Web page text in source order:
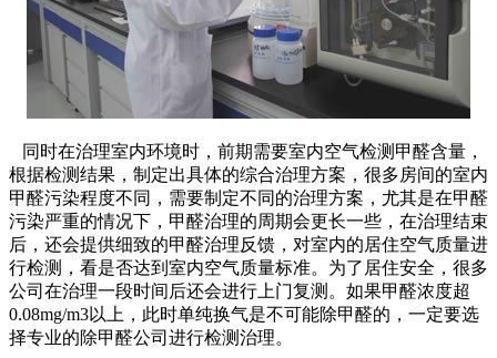
同时在治理室内环境时，前期需要室内空气检测甲醛含量，
根据检测结果，制定出具体的综合治理方案，很多房间的室内
甲醛污染程度不同，需要制定不同的治理方案，尤其是在甲醛
污染严重的情况下，甲醛治理的周期会更长一些，在治理结束
后，还会提供细致的甲醛治理反馈，对室内的居住空气质量进
行检测，看是否达到室内空气质量标准。为了居住安全，很多
公司在治理一段时间后还会进行上门复测。如果甲醛浓度超
0.08mg/m3以上，此时单纯换气是不可能除甲醛的，一定要选
择专业的除甲醛公司进行检测治理。